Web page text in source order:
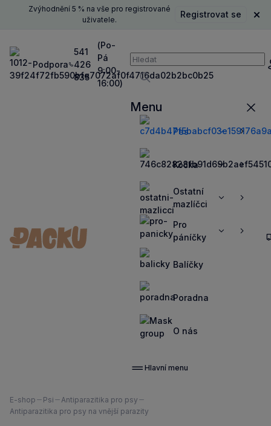
Zvýhodnění 5 % na vše pro registrované
uživatele.
Registrovat se
Podpora
541
426
835
(Po-
Pá
9:00-
16:00)
Vyhledávání
Vyhledávat
Menu
Pes
ZobrazitZobrazit
Kočka
ZobrazitZobrazit
Ostatní
mazlíčci
ZobrazitZobrazit
Pro
páníčky
ZobrazitZobrazit
Balíčky
Poradna
O nás
Hlavní menu
Nacházíte
se
E-shop Psi
Antiparazitika pro psy
Antiparazitika pro psy na vnější parazity